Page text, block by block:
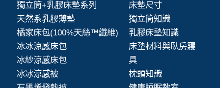
獨立筒+乳膠床墊系列
天然系乳膠薄墊
橘家床包(100%天絲™纖維)
冰冰涼感床包
冰紗涼感床包
冰冰涼感被
床墊尺寸
獨立筒知識
乳膠床墊知識
床墊材料與臥房寢
具
枕頭知識